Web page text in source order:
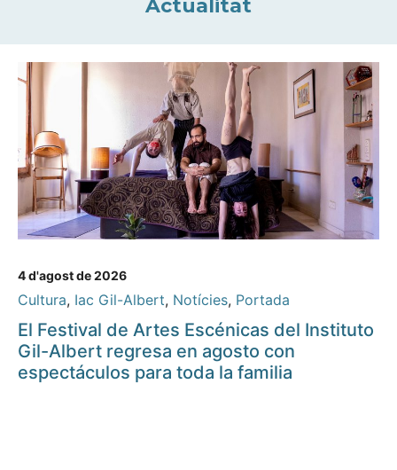
Actualitat
4 d'agost de 2026
Cultura, Iac Gil-Albert, Notícies, Portada
El Festival de Artes Escénicas del Instituto
Gil-Albert regresa en agosto con
espectáculos para toda la familia